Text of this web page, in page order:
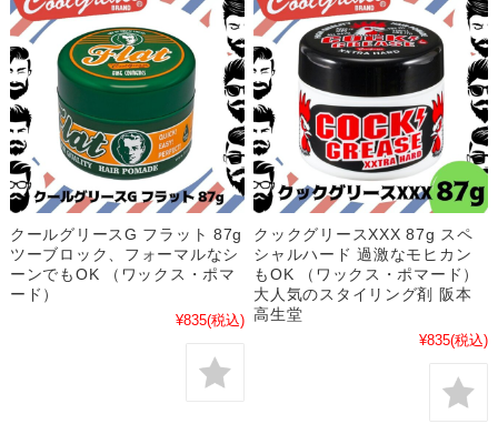
クールグリースG フラット 87g
ツーブロック、フォーマルなシ
ーンでもOK （ワックス・ポマ
ード）
¥835(税込)
クックグリースXXX 87g スペ
シャルハード 過激なモヒカン
もOK （ワックス・ポマード）
大人気のスタイリング剤 阪本
高生堂
¥835(税込)